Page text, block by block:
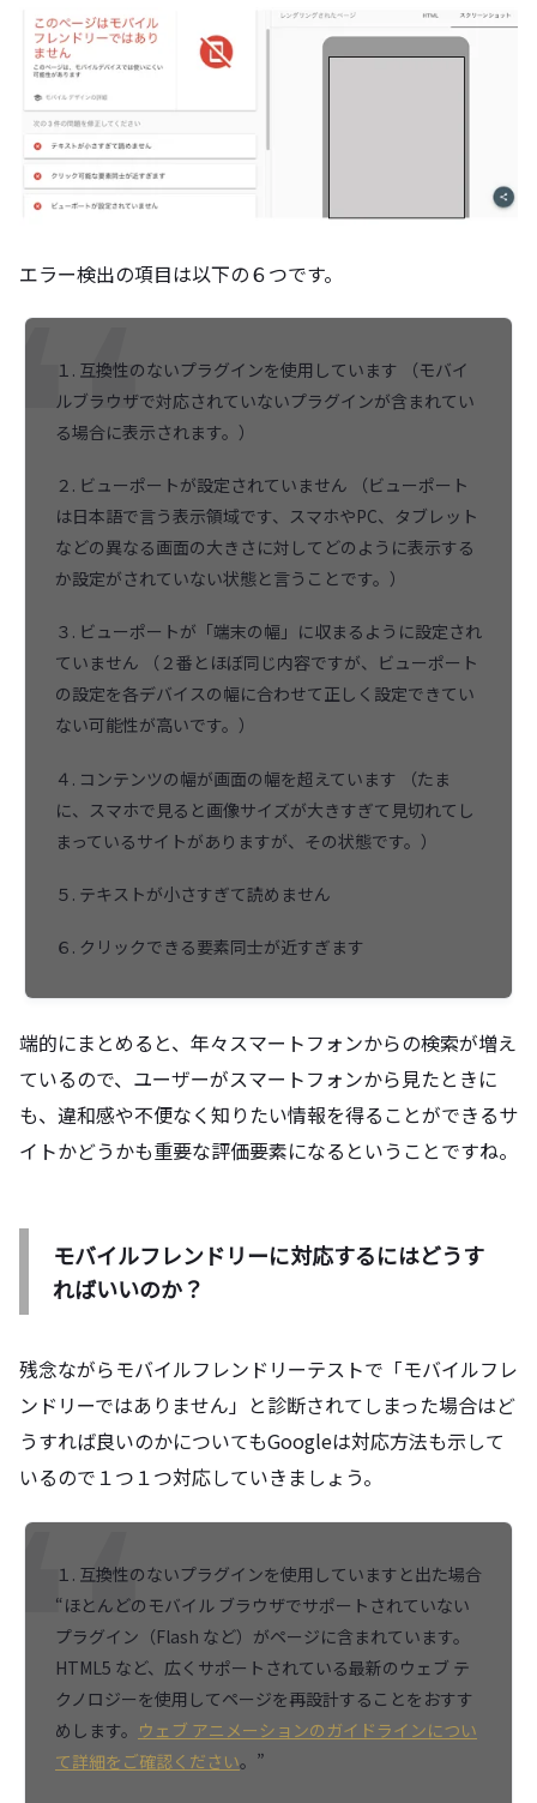
エラー検出の項目は以下の６つです。
１. 互換性のないプラグインを使用しています （モバイ
ルブラウザで対応されていないプラグインが含まれてい
る場合に表示されます。）
２. ビューポートが設定されていません （ビューポート
は日本語で言う表示領域です、スマホやPC、タブレット
などの異なる画面の大きさに対してどのように表示する
か設定がされていない状態と言うことです。）
３. ビューポートが「端末の幅」に収まるように設定され
ていません （２番とほぼ同じ内容ですが、ビューポート
の設定を各デバイスの幅に合わせて正しく設定できてい
ない可能性が高いです。）
４. コンテンツの幅が画面の幅を超えています （たま
に、スマホで見ると画像サイズが大きすぎて見切れてし
まっているサイトがありますが、その状態です。）
５. テキストが小さすぎて読めません
６. クリックできる要素同士が近すぎます
端的にまとめると、年々スマートフォンからの検索が増え
ているので、ユーザーがスマートフォンから見たときに
も、違和感や不便なく知りたい情報を得ることができるサ
イトかどうかも重要な評価要素になるということですね。
モバイルフレンドリーに対応するにはどうす
ればいいのか？
残念ながらモバイルフレンドリーテストで「モバイルフレ
ンドリーではありません」と診断されてしまった場合はど
うすれば良いのかについてもGoogleは対応方法も示して
いるので１つ１つ対応していきましょう。
１. 互換性のないプラグインを使用していますと出た場合
“ほとんどのモバイル ブラウザでサポートされていない
プラグイン（Flash など）がページに含まれています。
HTML5 など、広くサポートされている最新のウェブ テ
クノロジーを使用してページを再設計することをおすす
めします。 ウェブ アニメーションのガイドラインについ
て詳細をご確認ください。”